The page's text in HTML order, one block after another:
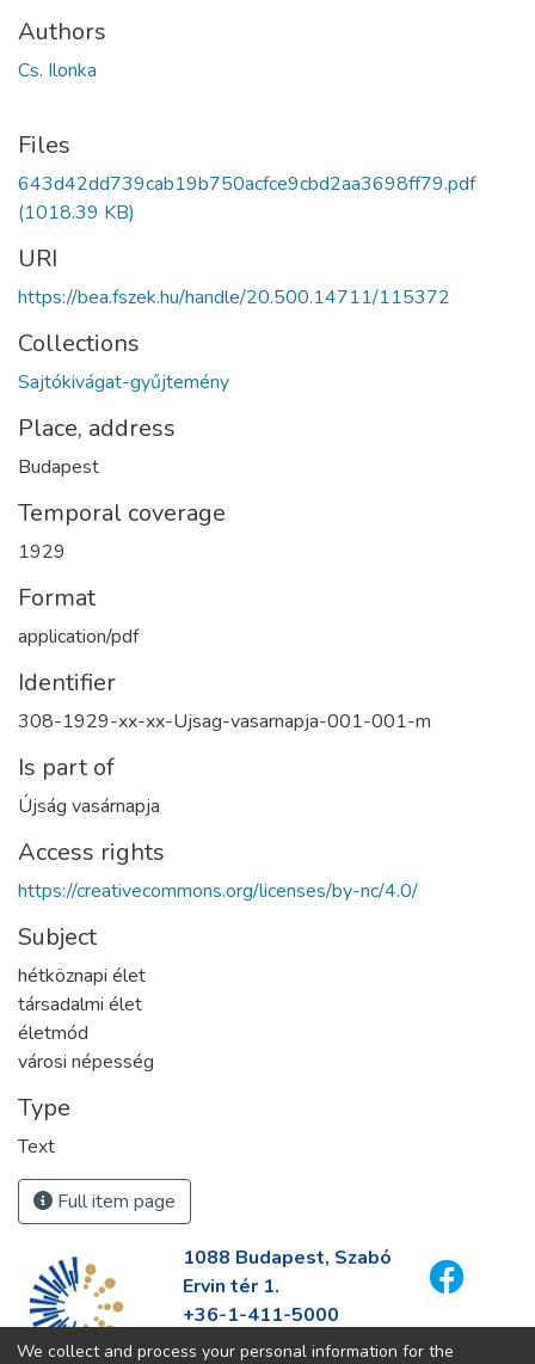
Authors
Cs. Ilonka
Files
643d42dd739cab19b750acfce9cbd2aa3698ff79.pdf
(1018.39 KB)
URI
https://bea.fszek.hu/handle/20.500.14711/115372
Collections
Sajtókivágat-gyűjtemény
Place, address
Budapest
Temporal coverage
1929
Format
application/pdf
Identifier
308-1929-xx-xx-Ujsag-vasarnapja-001-001-m
Is part of
Újság vasárnapja
Access rights
https://creativecommons.org/licenses/by-nc/4.0/
Subject
hétköznapi élet
társadalmi élet
életmód
városi népesség
Type
Text
Full item page
1088 Budapest, Szabó
Ervin tér 1.
+36-1-411-5000
info@fszek.hu
We collect and process your personal information for the